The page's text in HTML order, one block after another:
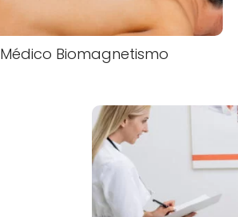
Médico Biomagnetismo